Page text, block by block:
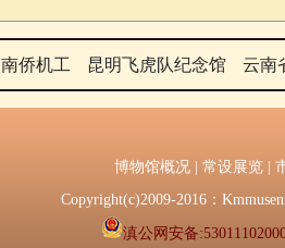
南侨机工 昆明飞虎队纪念馆 云南
博物馆概况| 常设展览|
Copyright(c)2009-2016：
滇公网安备